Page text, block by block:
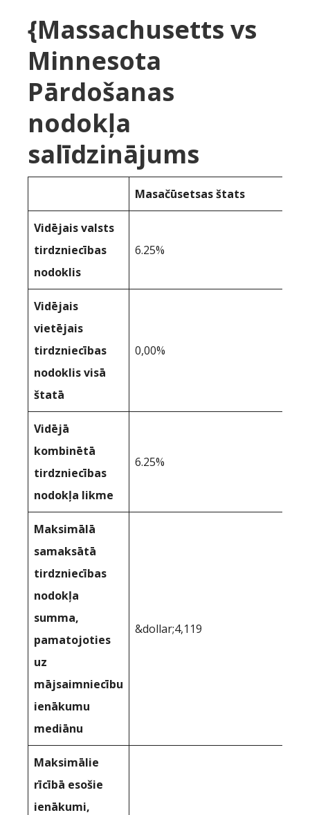
{Massachusetts vs
Minnesota
Pārdošanas
nodokļa
salīdzinājums
Masačūsetsas štats
Vidējais valsts
tirdzniecības
nodoklis
6.25%
Vidējais
vietējais
tirdzniecības
nodoklis visā
štatā
0,00%
Vidējā
kombinētā
tirdzniecības
nodokļa likme
6.25%
Maksimālā
samaksātā
tirdzniecības
nodokļa
summa,
pamatojoties
uz
mājsaimniecību
ienākumu
mediānu
&dollar;4,119
Maksimālie
rīcībā esošie
ienākumi,